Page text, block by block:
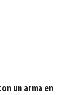
un arma en